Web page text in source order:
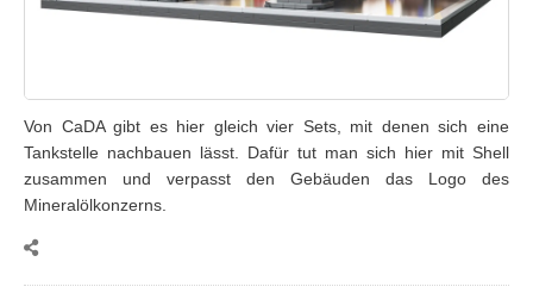
Von CaDA gibt es hier gleich vier Sets, mit denen sich eine
Tankstelle nachbauen lässt. Dafür tut man sich hier mit Shell
zusammen und verpasst den Gebäuden das Logo des
Mineralölkonzerns.